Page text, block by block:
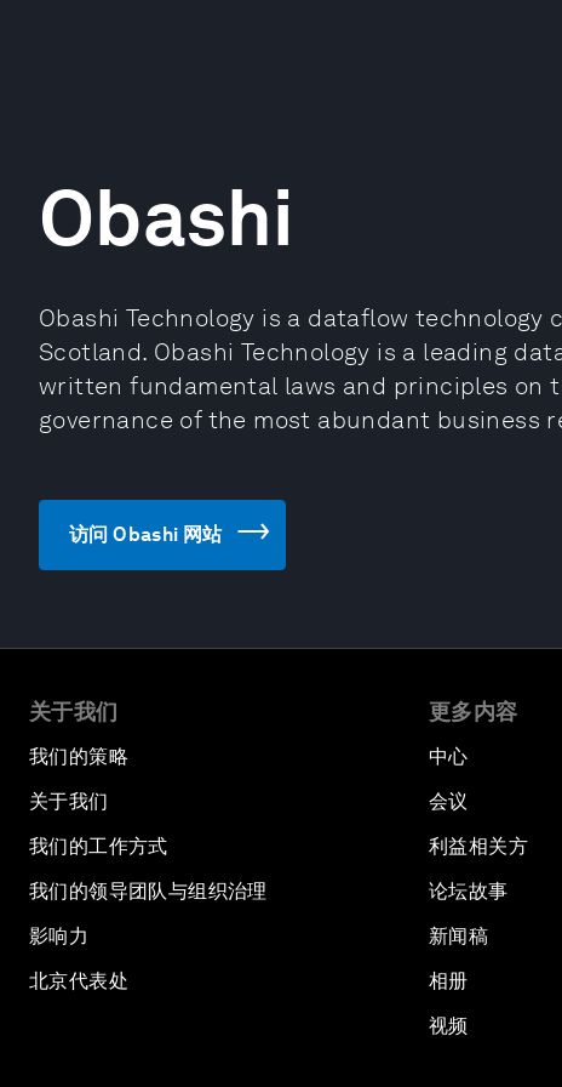
Obashi
Obashi Technology is a dataflow technology
Scotland. Obashi Technology is a leading
written fundamental laws and principles on
governance of the most abundant business
访问 Obashi 网站
关于我们
我们的策略
关于我们
我们的工作方式
我们的领导团队与组织治理
影响力
北京代表处
更多内容
中心
会议
利益相关方
论坛故事
新闻稿
相册
视频